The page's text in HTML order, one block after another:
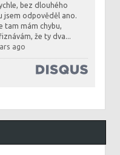
bez dlouhého
jsem odpověděl ano.
tam mám chybu,
že ty dva...
ago